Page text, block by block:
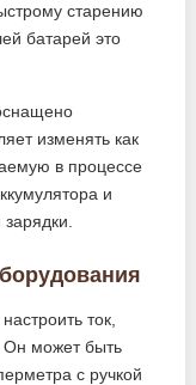
старению
батарей это
изменять как
в процессе
и
ток,
Он может быть
с ручкой